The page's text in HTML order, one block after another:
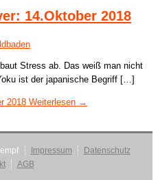
14.Oktober 2018
Stress ab. Das weiß man nicht
ist der japanische Begriff […]
2018Weiterlesen →
Impressum
Datenschutz
AGB